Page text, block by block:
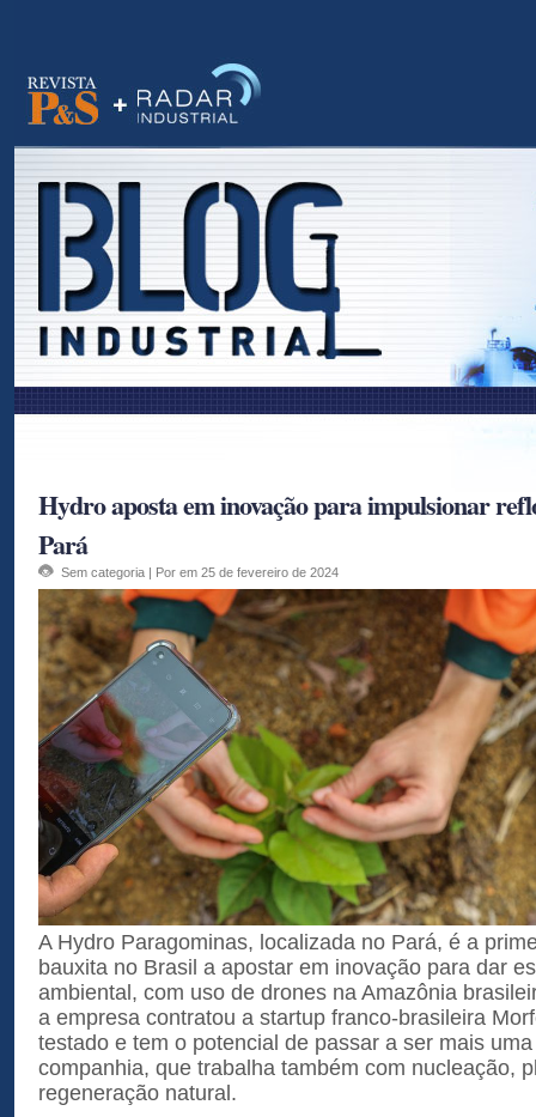
Hydro aposta em inovação para impulsionar
Pará
Sem categoria | Por em 25 de fevereiro de 2024
A Hydro Paragominas, localizada no Pará, é a
bauxita no Brasil a apostar em inovação para dar
ambiental, com uso de drones na Amazônia
a empresa contratou a startup franco-brasileira
testado e tem o potencial de passar a ser mais
companhia, que trabalha também com nucleação,
regeneração natural.